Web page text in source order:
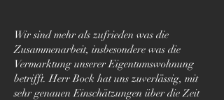
Wir sind mehr als zufrieden was die
Zusammenarbeit, insbesondere was die
Vermarktung unserer Eigentumswohnung
betrifft. Herr Bock hat uns zuverlässig, mit
sehr genauen Einschätzungen über die Zeit